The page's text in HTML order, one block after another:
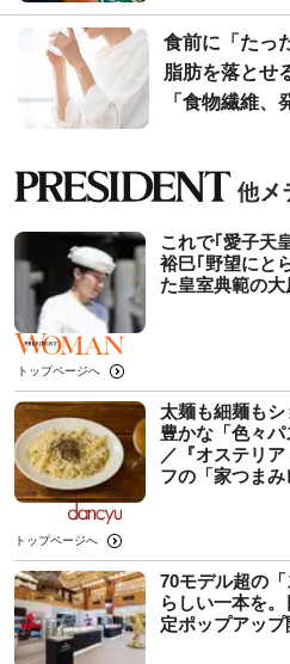
食前に「たっ
脂肪を落とせ
「食物繊維
これで｢愛子天
裕巳｢野望にと
た皇室典範の大
トップページへ
太麺も細麺も
豊かな「色々パ
／『オステリ
フの「家つまみ
トップページへ
70モデル超の
らしい一本を
定ポップアップ